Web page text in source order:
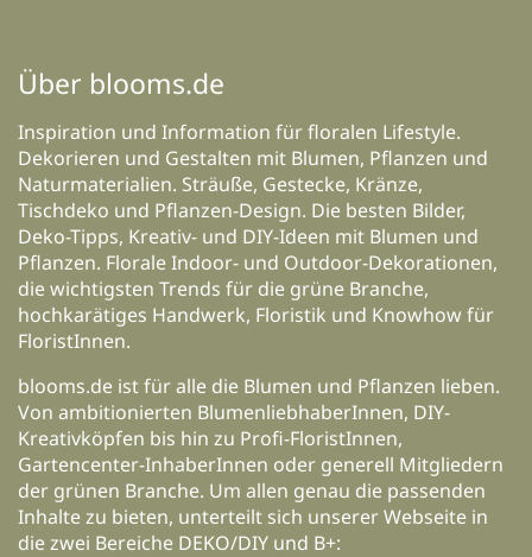
Über blooms.de
Inspiration und Information für floralen Lifestyle.
Dekorieren und Gestalten mit Blumen, Pflanzen und
Naturmaterialien. Sträuße, Gestecke, Kränze,
Tischdeko und Pflanzen-Design. Die besten Bilder,
Deko-Tipps, Kreativ- und DIY-Ideen mit Blumen und
Pflanzen. Florale Indoor- und Outdoor-Dekorationen,
die wichtigsten Trends für die grüne Branche,
hochkarätiges Handwerk, Floristik und Knowhow für
FloristInnen.
blooms.de ist für alle die Blumen und Pflanzen lieben.
Von ambitionierten BlumenliebhaberInnen, DIY-
Kreativköpfen bis hin zu Profi-FloristInnen,
Gartencenter-InhaberInnen oder generell Mitgliedern
der grünen Branche. Um allen genau die passenden
Inhalte zu bieten, unterteilt sich unserer Webseite in
die zwei Bereiche DEKO/DIY und B+: